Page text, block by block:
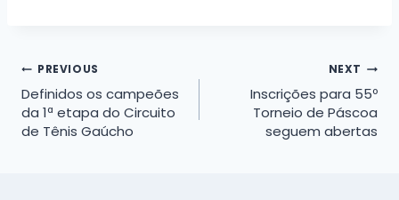
Navegação
de
PREVIOUS
Definidos os campeões
da 1ª etapa do Circuito
de Tênis Gaúcho
NEXT
Inscrições para 55º
Torneio de Páscoa
seguem abertas